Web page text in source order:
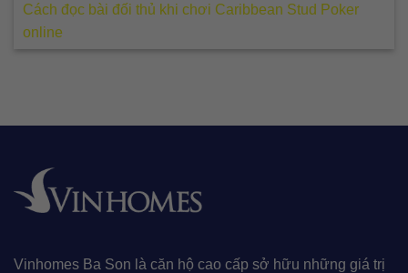
Cách đọc bài đối thủ khi chơi Caribbean Stud Poker
online
Vinhomes Ba Son là căn hộ cao cấp sở hữu những giá trị